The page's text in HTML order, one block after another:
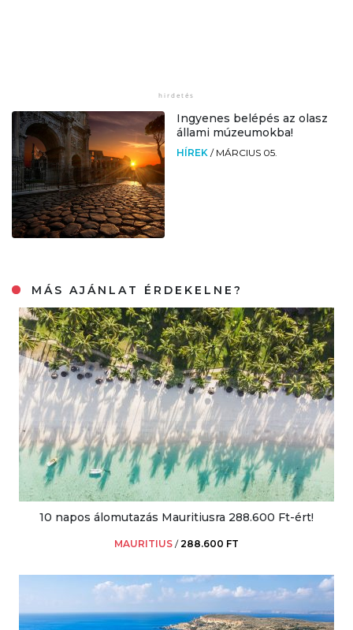
Ingyenes belépés az olasz
állami múzeumokba!
HÍREK / MÁRCIUS 05.
MÁS AJÁNLAT ÉRDEKELNE?
10 napos álomutazás Mauritiusra 288.600 Ft-ért!
MAURITIUS /288.600 FT